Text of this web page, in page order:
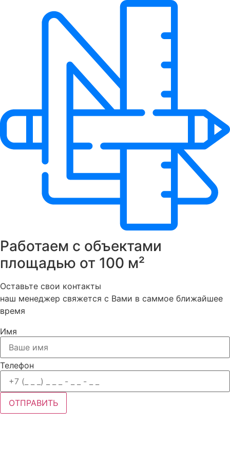
Работаем с объектами
площадью от 100 м²
Оставьте свои контакты
наш менеджер свяжется с Вами в саммое ближайшее
время
Имя
Телефон
ОТПРАВИТЬ